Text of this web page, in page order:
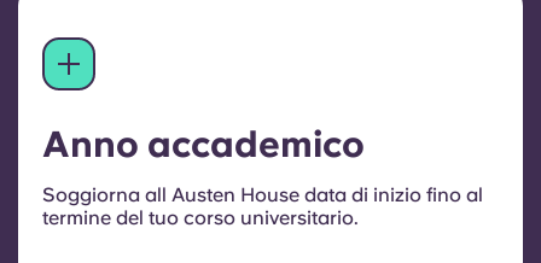
Anno accademico
Soggiorna all Austen House data di inizio fino al
termine del tuo corso universitario.